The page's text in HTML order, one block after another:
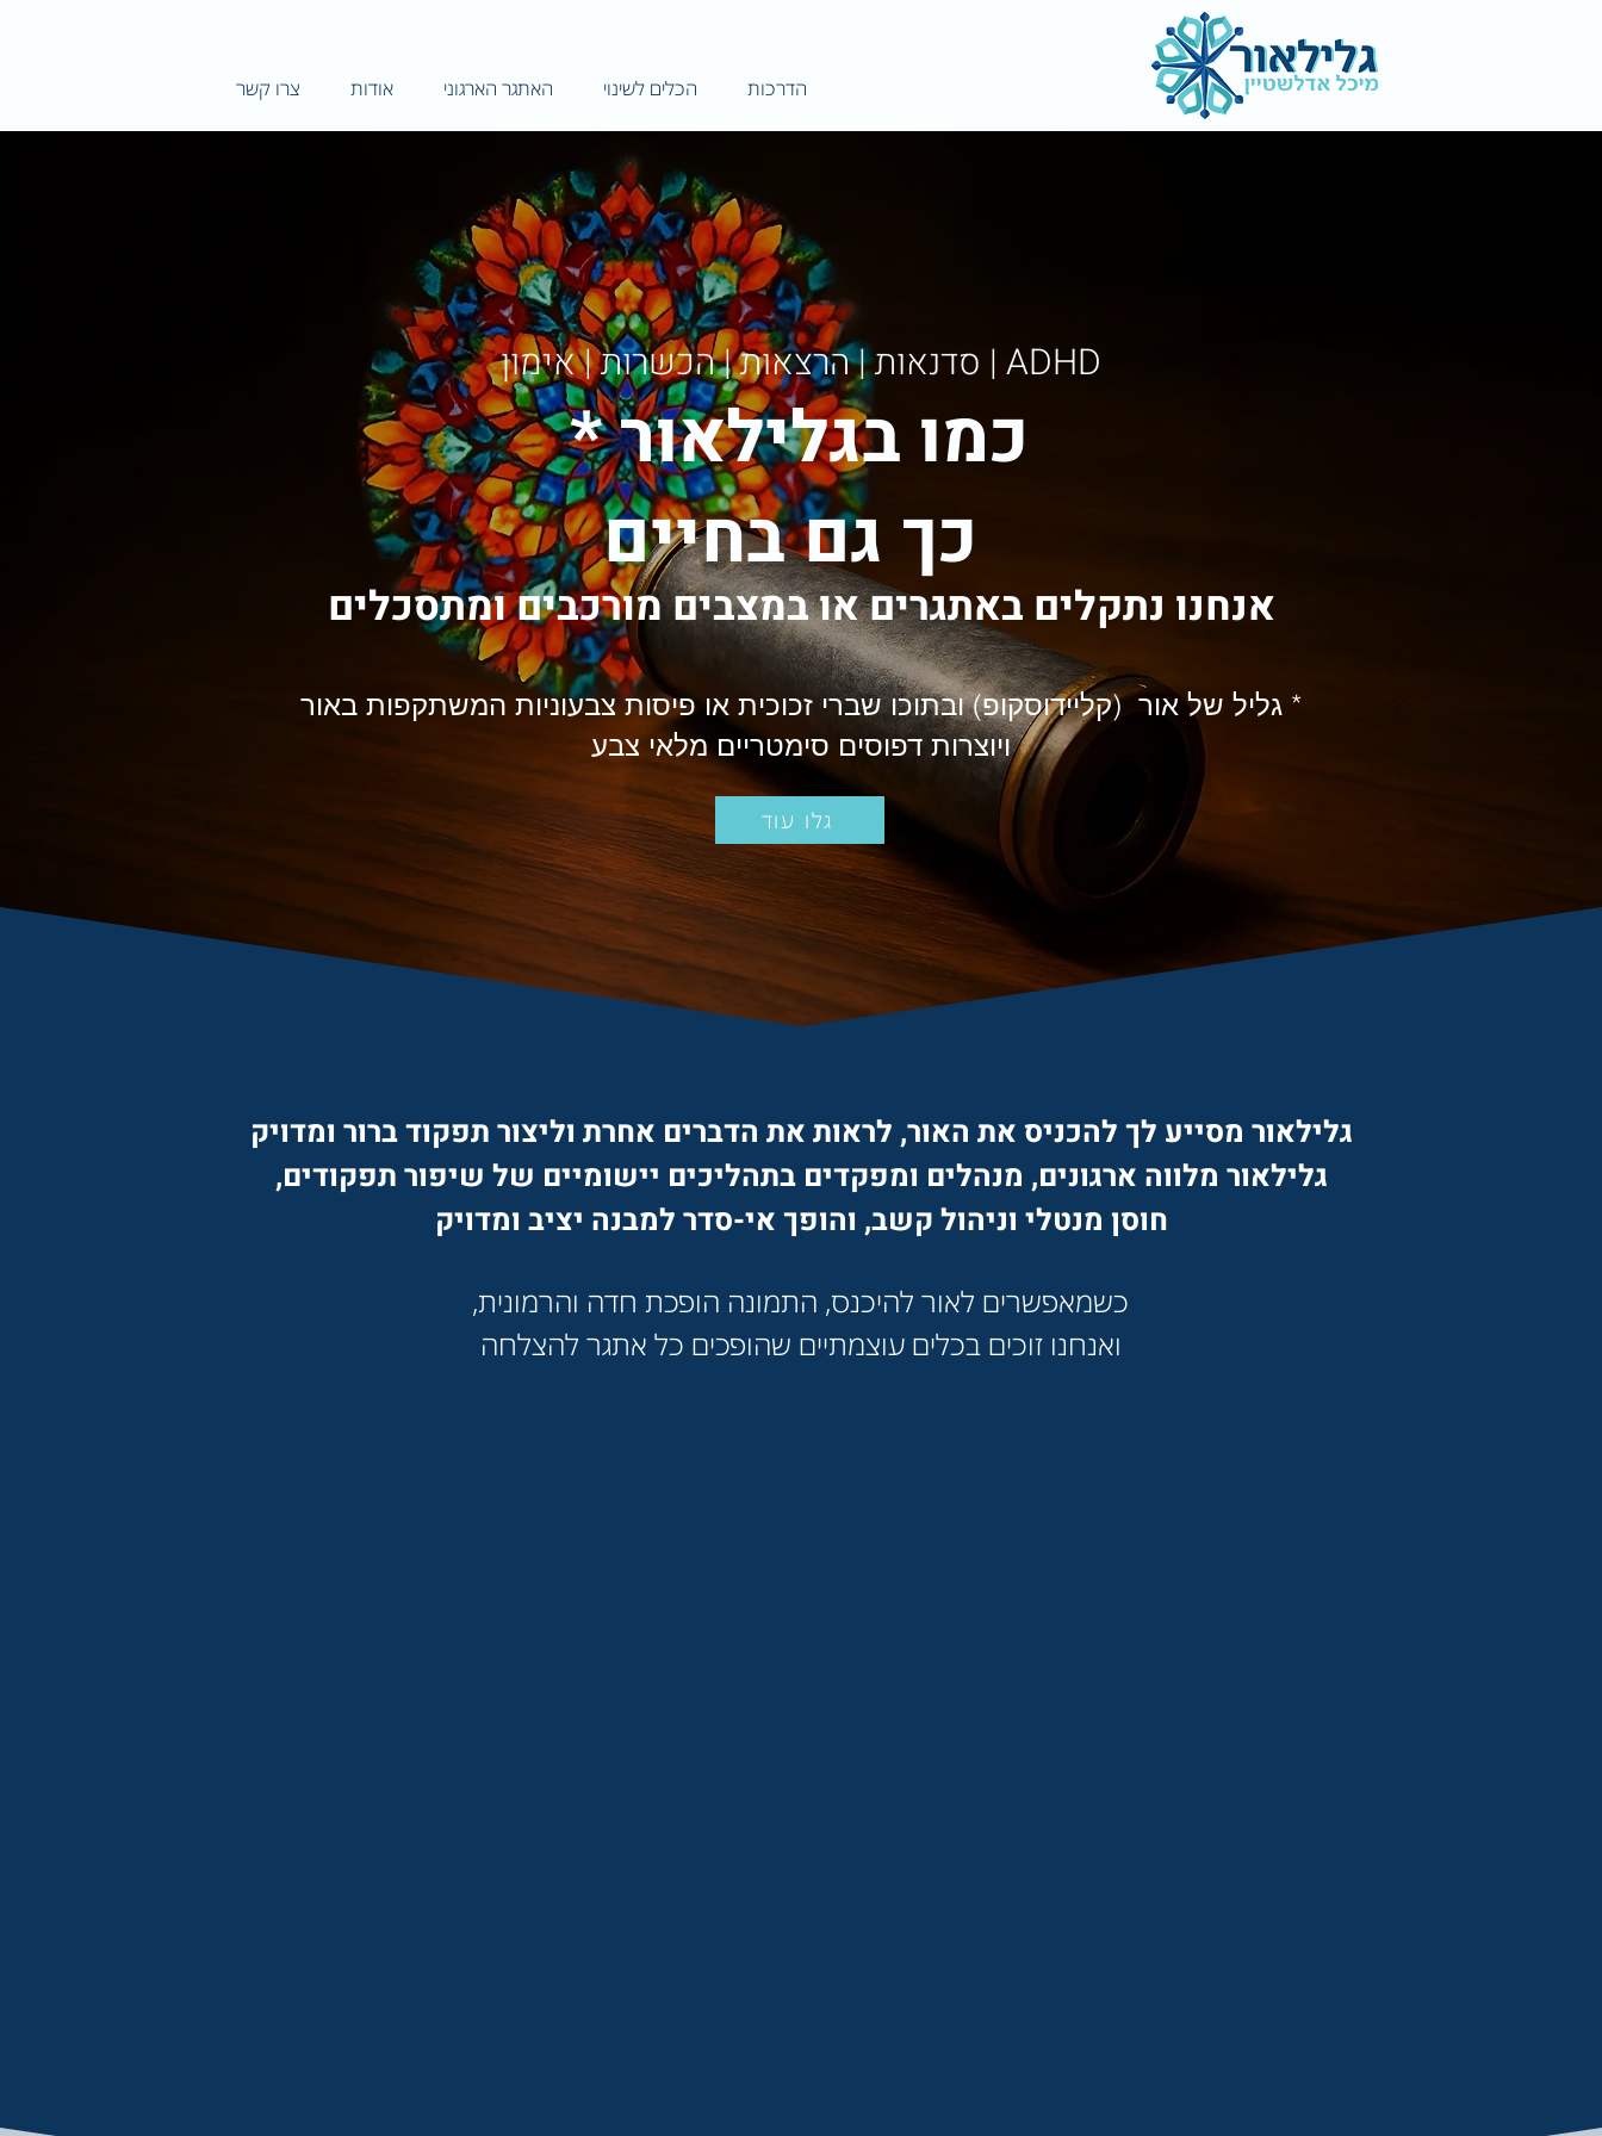
הדרכות הכלים לשינוי האתגר הארגוני אודות צרו קשר
ADHD | סדנאות | הרצאות | הכשרות | אימון
כמו בגלילאור *
כך גם בחיים
אנחנו נתקלים באתגרים או במצבים מורכבים ומתסכלים
* גליל של אור (קליידוסקופ) ובתוכו שברי זכוכית או פיסות צבעוניות המשתקפות באור
ויוצרות דפוסים סימטריים מלאי צבע
גלו עוד
גלילאור מסייע לך להכניס את האור, לראות את הדברים אחרת וליצור תפקוד ברור ומדויק
גלילאור מלווה ארגונים, מנהלים ומפקדים בתהליכים יישומיים של שיפור תפקודים,
חוסן מנטלי וניהול קשב, והופך אי-סדר למבנה יציב ומדויק
כשמאפשרים לאור להיכנס, התמונה הופכת חדה והרמונית,
ואנחנו זוכים בכלים עוצמתיים שהופכים כל אתגר להצלחה